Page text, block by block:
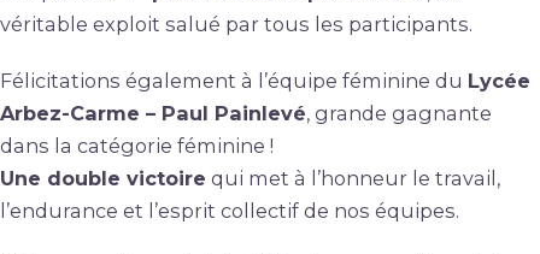
véritable exploit salué par tous les participants.
Félicitations également à l’équipe féminine du Lycée
Arbez-Carme – Paul Painlevé, grande gagnante
dans la catégorie féminine !
Une double victoire qui met à l’honneur le travail,
l’endurance et l’esprit collectif de nos équipes.